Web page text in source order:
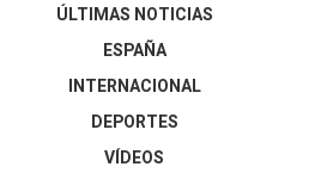
ÚLTIMAS NOTICIAS
ESPAÑA
INTERNACIONAL
DEPORTES
VÍDEOS